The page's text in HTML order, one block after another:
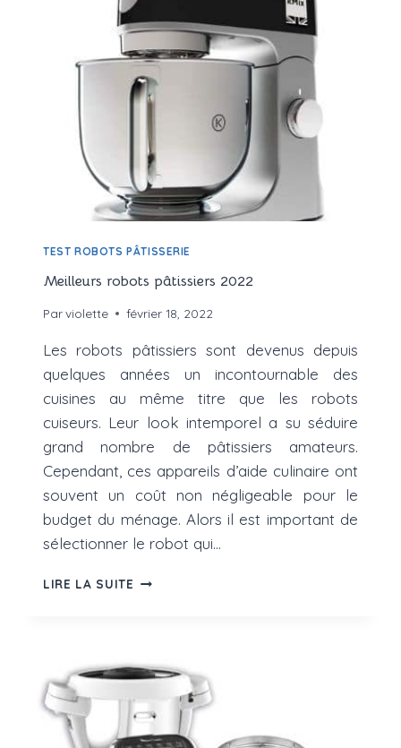
LE
ROBICOOK
TEST ROBOTS PÂTISSERIE
Meilleurs robots pâtissiers 2022
Parviolette février 18, 2022
Les robots pâtissiers sont devenus depuis
quelques années un incontournable des
cuisines au même titre que les robots
cuiseurs. Leur look intemporel a su séduire
grand nombre de pâtissiers amateurs.
Cependant, ces appareils d’aide culinaire ont
souvent un coût non négligeable pour le
budget du ménage. Alors il est important de
sélectionner le robot qui…
LIRE LA SUITE MEILLEURS